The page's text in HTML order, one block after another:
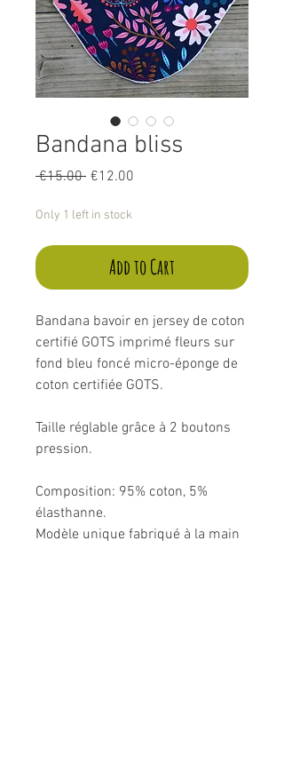
Bandana bliss
€15.00 Regular
€12.00
Only 1 left in stock
Add to Cart
Bandana bavoir en jersey de coton
certifié GOTS imprimé fleurs sur
fond bleu foncé micro-éponge de
coton certifiée GOTS.
Taille réglable grâce à 2 boutons
pression.
Composition: 95% coton, 5%
élasthanne.
Modèle unique fabriqué à la main